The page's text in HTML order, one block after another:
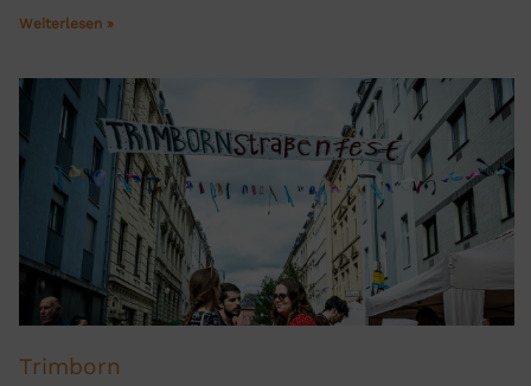
Weiterlesen »
Trimborn